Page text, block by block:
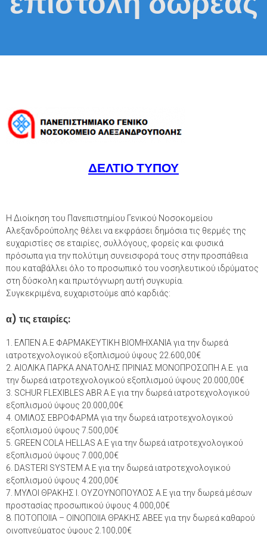
ΔΕΛΤΙΟ ΤΥΠΟΥ
Η Διοίκηση του Πανεπιστημίου Γενικού Νοσοκομείου
Αλεξανδρούπολης θέλει να εκφράσει δημόσια τις θερμές της
ευχαριστίες σε εταιρίες, συλλόγους, φορείς και φυσικά
πρόσωπα για την πολύτιμη συνεισφορά τους στην προσπάθεια
που καταβάλλει όλο το προσωπικό του νοσηλευτικού ιδρύματος
στη δύσκολη και πρωτόγνωρη αυτή συγκυρία.
Συγκεκριμένα, ευχαριστούμε από καρδιάς:
α) τις εταιρίες:
1. ΕΛΠΕΝ Α.Ε ΦΑΡΜΑΚΕΥΤΙΚΗ ΒΙΟΜΗΧΑΝΙΑ για την δωρεά
ιατροτεχνολογικού εξοπλισμού ύψους 22.600,00€
2. ΑΙΟΛΙΚΑ ΠΑΡΚΑ ΑΝΑΤΟΛΗΣ ΠΡΙΝΙΑΣ ΜΟΝΟΠΡΟΣΩΠΗ Α.Ε. για
την δωρεά ιατροτεχνολογικού εξοπλισμού ύψους 20.000,00€
3. SCHUR FLEXIBLES ABR A.E για την δωρεά ιατροτεχνολογικού
εξοπλισμού ύψους 20.000,00€
4. ΟΜΙΛΟΣ ΕΒΡΟΦΑΡΜΑ για την δωρεά ιατροτεχνολογικού
εξοπλισμού ύψους 7.500,00€
5. GREEN COLA HELLAS A.E για την δωρεά ιατροτεχνολογικού
εξοπλισμού ύψους 7.000,00€
6. DASTERI SYSTEM A.E για την δωρεά ιατροτεχνολογικού
εξοπλισμού ύψους 4.200,00€
7. ΜΥΛΟΙ ΘΡΑΚΗΣ Ι. ΟΥΖΟΥΝΟΠΟΥΛΟΣ Α.Ε για την δωρεά μέσων
προστασίας προσωπικού ύψους 4.000,00€
8. ΠΟΤΟΠΟΙΙΑ – ΟΙΝΟΠΟΙΙΑ ΘΡΑΚΗΣ ΑΒΕΕ για την δωρεά καθαρού
οινοπνεύματος ύψους 2.100,00€